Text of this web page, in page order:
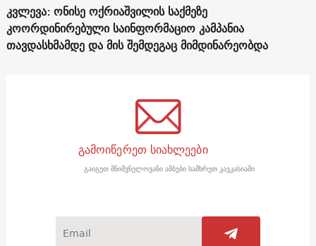
კვლევა: ონისე ოქრიაშვილის საქმეზე
კოორდინირებული საინფორმაციო კამპანია
თავდასხმამდე და მის შემდეგაც მიმდინარეობდა
გამოიწერეთ სიახლეები
გაიგეთ მნიშვნელოვანი ამბები სამხრეთ კავკასიაში